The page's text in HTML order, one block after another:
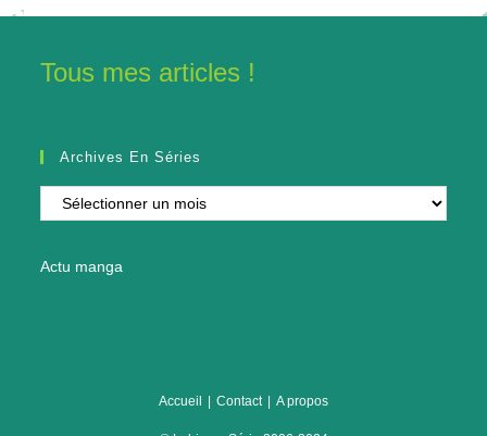
Tous mes articles !
Archives En Séries
Archives
en
Actu manga
Accueil Contact A propos